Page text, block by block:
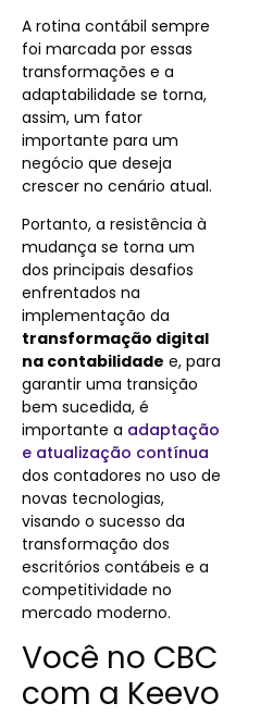
A rotina contábil sempre
foi marcada por essas
transformações e a
adaptabilidade se torna,
assim, um fator
importante para um
negócio que deseja
crescer no cenário atual.
Portanto, a resistência à
mudança se torna um
dos principais desafios
enfrentados na
implementação da
transformação digital
na contabilidade e, para
garantir uma transição
bem sucedida, é
importante a adaptação
e atualização contínua
dos contadores no uso de
novas tecnologias,
visando o sucesso da
transformação dos
escritórios contábeis e a
competitividade no
mercado moderno.
Você no CBC
com a Keevo